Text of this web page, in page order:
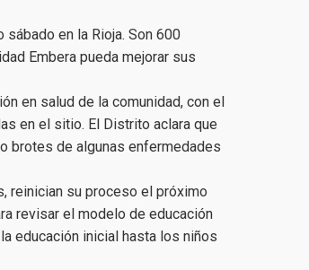
en la Rioja. Son 600
Embera pueda mejorar sus
en salud de la comunidad, con el
en el sitio. El Distrito aclara que
brotes de algunas enfermedades
reinician su proceso el próximo
revisar el modelo de educación
educación inicial hasta los niños